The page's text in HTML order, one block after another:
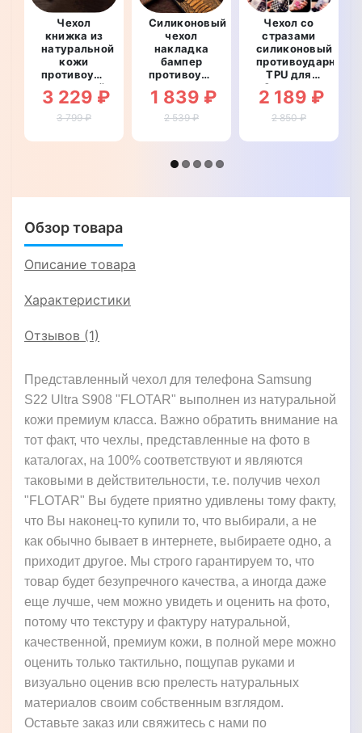
Чехол
книжка из
натуральной
кожи
противоударный
магнитный
для
Samsung
S908
3 229 ₽
3 799 ₽
Силиконовый
чехол
накладка
бампер
противоударный
со
вставкой
из
кожи для
S22 Ultra
1 839 ₽
2 539 ₽
Чехол со
стразами
силиконовый
противоударный
TPU для
Samsung
S22 Ultra
S908
STAR"
2 189 ₽
2 850 ₽
Обзор товара
Описание товара
Характеристики
Отзывов (1)
Представленный чехол для телефона Samsung
S22 Ultra S908 "FLOTAR" выполнен из натуральной
кожи премиум класса. Важно обратить внимание на
тот факт, что чехлы, представленные на фото в
каталогах, на 100% соответствуют и являются
таковыми в действительности, т.е. получив чехол
"FLOTAR" Вы будете приятно удивлены тому факту,
что Вы наконец-то купили то, что выбирали, а не
как обычно бывает в интернете, выбираете одно, а
приходит другое. Мы строго гарантируем то, что
товар будет безупречного качества, а иногда даже
еще лучше, чем можно увидеть и оценить на фото,
потому что текстуру и фактуру натуральной,
качественной, премиум кожи, в полной мере можно
оценить только тактильно, пощупав руками и
визуально оценив всю прелесть натуральных
материалов своим собственным взглядом.
Оставьте заказ или свяжитесь с нами по